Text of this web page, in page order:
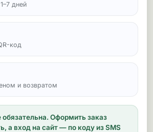
дней
код
и возвратом
обязательна. Оформить заказ
а вход на сайт — по коду из SMS